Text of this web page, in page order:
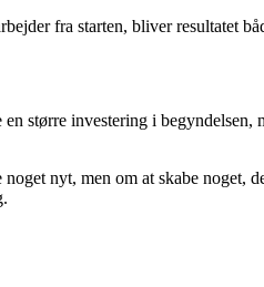
fra starten, bliver resultatet
større investering i
nyt, men om at skabe